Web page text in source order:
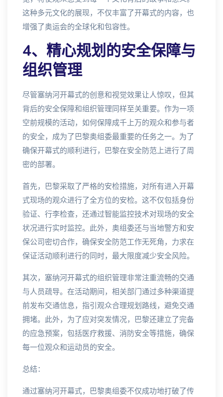
这种多元文化的展现，不仅丰富了开幕式的内容，也
增强了奥运会的全球化和包容性。
4、精心规划的安全保障与
组织管理
尽管塞纳河开幕式的创意和视觉效果让人惊叹，但其
背后的安全保障和组织管理同样至关重要。作为一项
空前规模的活动，如何保障成千上万的观众和参与者
的安全，成为了巴黎奥组委最重要的任务之一。为了
确保开幕式的顺利进行，巴黎在安全防范上进行了周
密的部署。
首先，巴黎采取了严格的安检措施，对所有进入开幕
式现场的观众进行了全方位的安检。这不仅包括身份
验证、行李检查，还通过智能监控技术对现场的安全
状况进行实时监控。此外，奥组委还与当地警方和安
保公司密切合作，确保安全防范工作无死角，力求在
保证活动顺利进行的同时，最大限度减少安全风险。
其次，塞纳河开幕式的组织管理非常注重流畅的交通
与人员疏导。在活动期间，相关部门通过多种渠道提
前发布交通信息，指引观众合理规划路线，避免交通
拥堵。此外，为了应对突发情况，巴黎还建立了完备
的应急预案，包括医疗救援、消防安全等措施，确保
每一位观众和运动员的安全。
总结：
通过塞纳河开幕式，巴黎奥组委不仅成功地打破了传